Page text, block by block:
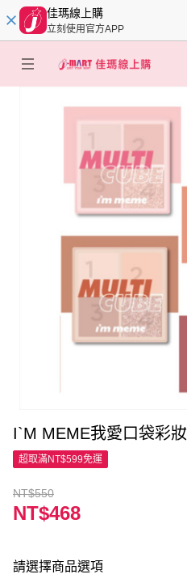
佳瑪線上購
立刻使用官方APP
I`M MEME我愛口袋彩
超取滿NT$599免運
NT$550
NT$468
請選擇商品選項